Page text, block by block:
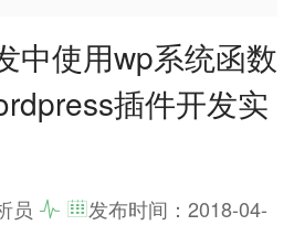
中使用wp系统函数
插件开发实
员 发布时间： 2018-04-